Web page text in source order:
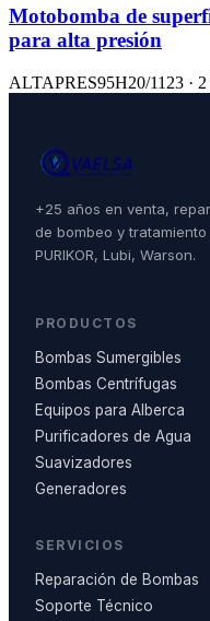
Motobomba de
para alta presión
ALTAPRES95H20/1123 ·
+25 años en venta,
de bombeo y
PURIKOR, Lubi, Warson.
PRODUCTOS
Bombas Sumergibles
Bombas Centrífugas
Equipos para Alberca
Purificadores de Agua
Suavizadores
Generadores
SERVICIOS
Reparación de Bombas
Soporte Técnico